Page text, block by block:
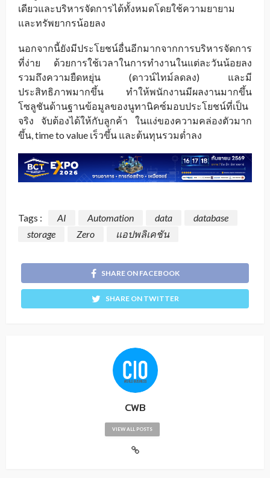
เดียวและบริหารจัดการได้ทั้งหมดโดยใช้ความยายาม
และทรัพยากรน้อยลง
นอกจากนี้ยังมีประโยชน์อื่นอีกมากจากการบริหารจัดการ
ที่ง่าย ด้วยการใช้เวลาในการทำงานในแต่ละวันน้อยลง
รวมถึงความยืดหยุ่น (ดาวน์ไทม์ลดลง) และมี
ประสิทธิภาพมากขึ้น ทำให้พนักงานมีผลงานมากขึ้น
โซลูชันด้านฐานข้อมูลของนูทานิคซ์มอบประโยชน์ที่เป็น
จริง จับต้องได้ให้กับลูกค้า ในแง่ของความคล่องตัวมาก
ขึ้น, time to value เร็วขึ้น และต้นทุนรวมต่ำลง
Tags : AI Automation data
database
storage
Zero แอปพลิเคชัน
SHARE ON FACEBOOK
SHARE ON TWITTER
CWB
VIEW ALL POSTS